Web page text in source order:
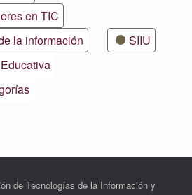
en TIC
la información
SIIU
de Tecnologías de la Información y